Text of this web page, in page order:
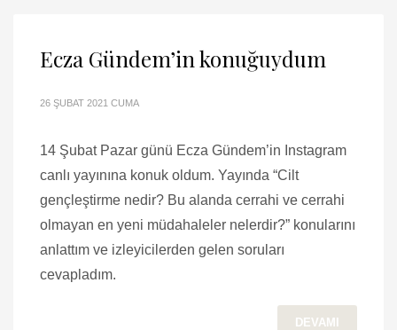
Ecza Gündem’in konuğuydum
26 ŞUBAT 2021 CUMA
14 Şubat Pazar günü Ecza Gündem’in Instagram
canlı yayınına konuk oldum. Yayında “Cilt
gençleştirme nedir? Bu alanda cerrahi ve cerrahi
olmayan en yeni müdahaleler nelerdir?” konularını
anlattım ve izleyicilerden gelen soruları
cevapladım.
DEVAMI